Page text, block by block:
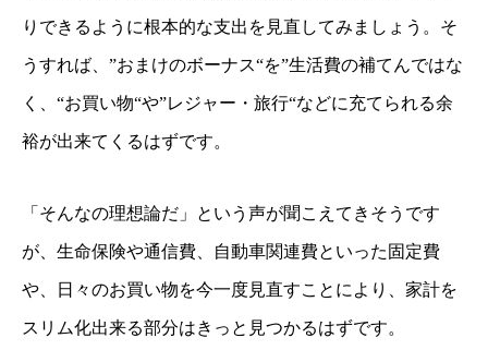
りできるように根本的な支出を見直してみましょう。そ
うすれば、”おまけのボーナス“を”生活費の補てんではな
く、“お買い物“や”レジャー・旅行“などに充てられる余
裕が出来てくるはずです。
「そんなの理想論だ」という声が聞こえてきそうです
が、生命保険や通信費、自動車関連費といった固定費
や、日々のお買い物を今一度見直すことにより、家計を
スリム化出来る部分はきっと見つかるはずです。